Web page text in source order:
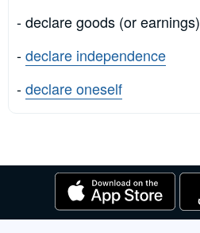
- declare goods (or earnings)
-declare independence
-declare oneself